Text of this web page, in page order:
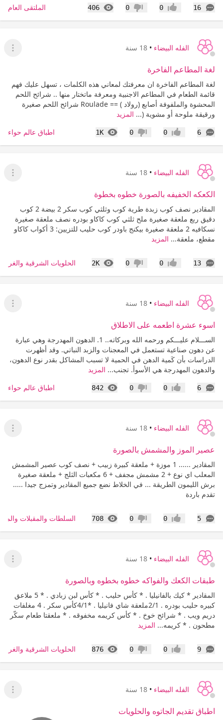
16
التعليقات إعجاب0 عدم إعجاب
0
406
المشاهدات الملتقى العام
الفله البيضاء • 18 سنة
عرض
لغة المطاعم الفاخرة
لغة المطاعم الفاخرة ان معرفتك لمعاني هذه الكلمات ، تسهل عليك فهم
قائمة الطعام في المطاعم الاجنبية ومعرفة ماتختار منها .. شرائح اللحم
المحشوة والملفوفة أصابع (رولاد ) == Roulade شرائح اللحم صغيرة
ورقيقة ملوحة أو مشوية (... المزيد
6
التعليقات إعجاب0 عدم إعجاب
0
1K
المشاهدات اطباق عالم حواء
الفله البيضاء • 18 سنة
عرض
الكعكه الخفيفه بالصورة خطوه بخطوة
المقادير نصف كوب زبدة طرية كوب وثلثي كوب سكر 2 بيضة 2 كوب
دقيق ربع ملعقة صغيرة ملح ثلثي كوب كاكاو بودره نصف ملعقة صغيرة
نسكافيه 2 ملعقة صغيرة بيكنج باودر كوب حليب للتزيين: 3 أكواب كاكاو
مقطع، ملعقة... المزيد
13
التعليقات إعجاب0 عدم إعجاب
0
2K
المشاهدات الحلويات الشرقية والغربية
الفله البيضاء • 18 سنة
عرض
اسوء عشرة اطعمه على الاطلاق
الســـلام عليـــكم ورحمه الله وبركاته.. 1. الدهون المهدرجة وهي عبارة
عن دهون صناعية تستعمل في المعجنات والزبد النباتي. وقد أظهرت
الدراسات بأن كَمية الدهن في الحمية لا تسبب المشاكل بقدر نوع الدهون،
والدهون المهدرجة هي الأسوأ. تجنب... المزيد
6
التعليقات إعجاب0 عدم إعجاب
0
842
المشاهدات اطباق عالم حواء
الفله البيضاء • 18 سنة
عرض
عصير الموز والمشمش بالصورة
المقادير ...... 1 موزة + ملعقة كبيرة زبيب + نصف كوب عصير المشمش
المعلب اي نوع + 2 مشمش مجفف + 6 مكعبات الثلج + ملعقة صغيرة
برش الليمون الطريقة ... في الخلاط نضع جميع المقادير وتمزج جيدا .....
تقدم باردة
5
التعليقات إعجاب0 عدم إعجاب
0
708
المشاهدات السلطات والمقبلات
الفله البيضاء • 18 سنة
عرض
طبقات الكعك والفواكه خطوه بخطوه وبالصورة
المقادير * كيك بالفانيليا . * كأس حليب . * كأس لبن زبادي . * 5 ملاعق
كبيره حليب بودره . 2/1ملعقة شاي فانيليا . *4/1كأس سكر . 4 مغلفات
دريم ويب . * شرائح خوخ . * كأس كريمه مخفوقه . * ملعقتا طعام سكّر
مطحون . * كريمه... المزيد
9
التعليقات إعجاب0 عدم إعجاب
0
876
المشاهدات الحلويات الشرقية والغربية
الفله البيضاء • 18 سنة
عرض
اطباق تقديم الجاتوه والحلويات